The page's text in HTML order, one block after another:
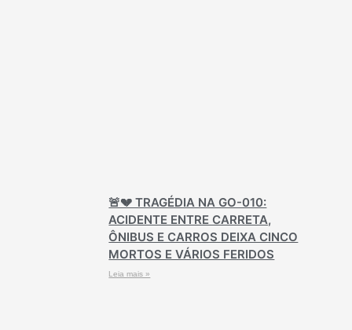
🚨💔 TRAGÉDIA NA GO-010:
ACIDENTE ENTRE CARRETA,
ÔNIBUS E CARROS DEIXA CINCO
MORTOS E VÁRIOS FERIDOS
Leia mais »